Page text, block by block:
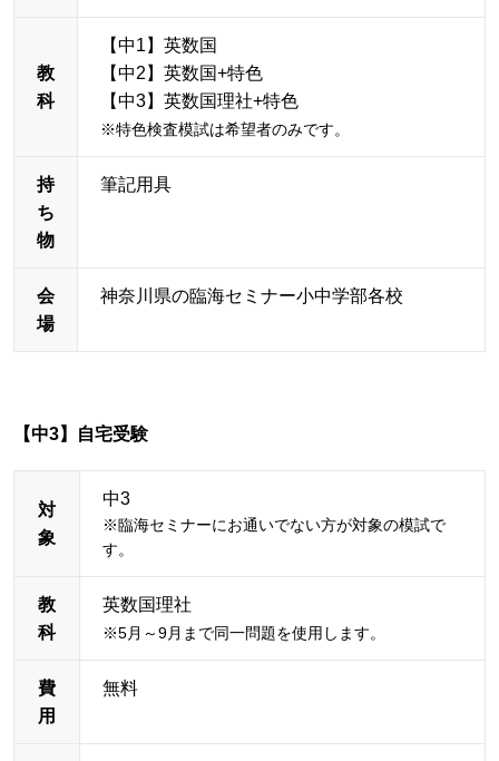
教
科
【中1】英数国
【中2】英数国+特色
【中3】英数国理社+特色
※特色検査模試は希望者のみです。
持
ち
物
筆記用具
会
場
神奈川県の臨海セミナー小中学部各校
【中3】自宅受験
対
象
中3
※臨海セミナーにお通いでない方が対象の模試で
す。
教
科
英数国理社
※5月～9月まで同一問題を使用します。
費
用
無料